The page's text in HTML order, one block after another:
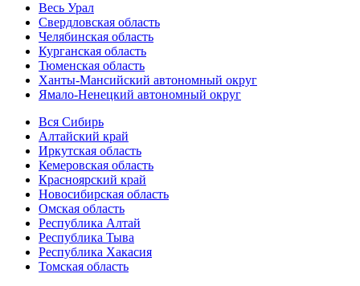
Весь Урал
Свердловская область
Челябинская область
Курганская область
Тюменская область
Ханты-Мансийский автономный округ
Ямало-Ненецкий автономный округ
Вся Сибирь
Алтайский край
Иркутская область
Кемеровская область
Красноярский край
Новосибирская область
Омская область
Республика Алтай
Республика Тыва
Республика Хакасия
Томская область